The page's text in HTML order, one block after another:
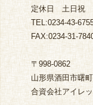
定休日 土日祝
TEL:0234-43-
FAX:0234-31-
〒998-0862
山形県酒田市曙
合資会社アイレ